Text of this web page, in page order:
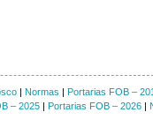
| Normas | Portarias FOB –
– 2025| Portarias FOB – 2026|